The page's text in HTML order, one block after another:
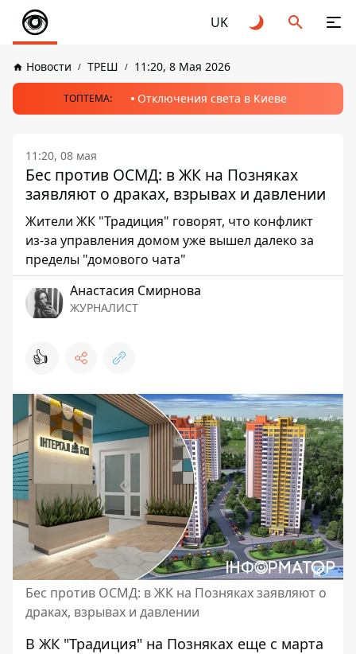
UK
Новости ТРЕШ 11:20, 8 Мая 2026
ТОПТЕМА: Отключения света в Киеве
11:20, 08 мая
Бес против ОСМД: в ЖК на Позняках
заявляют о драках, взрывах и давлении
Жители ЖК "Традиция" говорят, что конфликт
из-за управления домом уже вышел далеко за
пределы "домового чата"
Анастасия Смирнова
ЖУРНАЛИСТ
👍
Бес против ОСМД: в ЖК на Позняках заявляют о
драках, взрывах и давлении
В ЖК "Традиция" на Позняках еще с марта